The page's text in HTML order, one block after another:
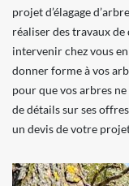
projet d’élagage
réaliser des travaux
intervenir chez vous
donner forme à vos
pour que vos arbres
de détails sur ses
un devis de votre